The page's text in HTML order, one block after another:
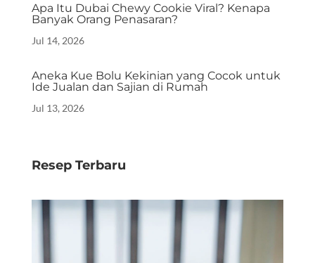
Apa Itu Dubai Chewy Cookie Viral? Kenapa
Banyak Orang Penasaran?
Jul 14, 2026
Aneka Kue Bolu Kekinian yang Cocok untuk
Ide Jualan dan Sajian di Rumah
Jul 13, 2026
Resep Terbaru